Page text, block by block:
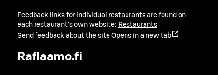
Feedback links for individual restaurants are found on
each restaurant's own website: Restaurants
Send feedback about the site Opens in a new tab
Raflaamo.fi